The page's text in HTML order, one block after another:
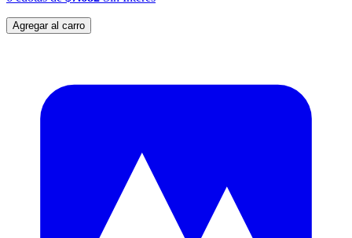
Agregar al carro